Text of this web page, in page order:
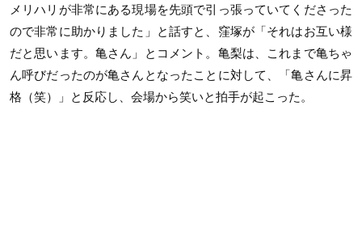
メリハリが非常にある現場を先頭で引っ張っていてくださった
ので非常に助かりました」と話すと、窪塚が「それはお互い様
だと思います。亀さん」とコメント。亀梨は、これまで亀ちゃ
ん呼びだったのが亀さんとなったことに対して、「亀さんに昇
格（笑）」と反応し、会場から笑いと拍手が起こった。